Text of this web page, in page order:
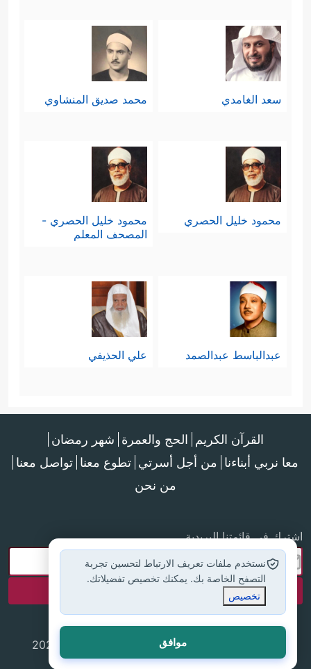
سعد الغامدي محمد صديق المنشاوي
محمود خليل الحصري
محمود خليل الحصري -
المصحف المعلم
عبدالباسط عبدالصمد علي الحذيفي
القرآن الكريم الحج والعمرة شهر رمضان
معا نربي أبناءنا من أجل أسرتي تطوع معنا تواصل معنا
من نحن
اشترك في قائمتنا البريدية
جميع الحقوق محفوظة لموقع إسلام أون لاين © 2025
نستخدم ملفات تعريف الارتباط لتحسين تجربة
التصفح الخاصة بك. يمكنك تخصيص تفضيلاتك.
تخصيص
موافق